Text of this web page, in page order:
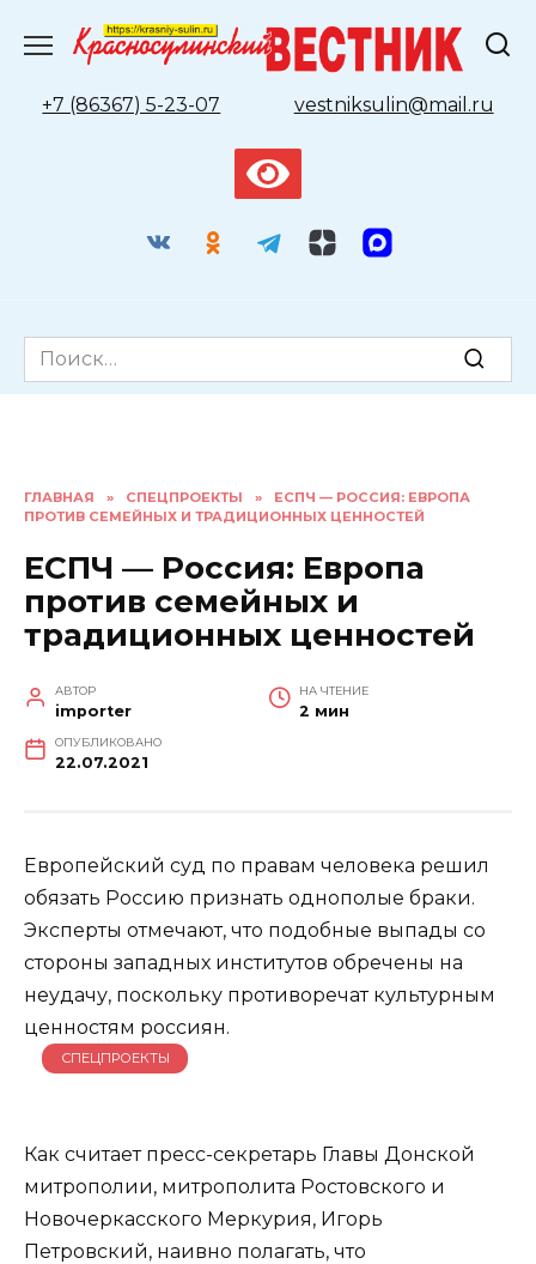
содержанию
+7 (86367) 5-23-07
vestniksulin@mail.ru
Search
for:
ГЛАВНАЯ » СПЕЦПРОЕКТЫ »
ЕСПЧ — РОССИЯ: ЕВРОПА
ПРОТИВ СЕМЕЙНЫХ И ТРАДИЦИОННЫХ ЦЕННОСТЕЙ
ЕСПЧ — Россия: Европа
против семейных и
традиционных ценностей
АВТОР
importer
НА ЧТЕНИЕ
2 мин
ОПУБЛИКОВАНО
22.07.2021
Европейский суд по правам человека решил
обязать Россию признать однополые браки.
Эксперты отмечают, что подобные выпады со
стороны западных институтов обречены на
неудачу, поскольку противоречат культурным
ценностям россиян.
СПЕЦПРОЕКТЫ
Как считает пресс-секретарь Главы Донской
митрополии, митрополита Ростовского и
Новочеркасского Меркурия, Игорь
Петровский, наивно полагать, что